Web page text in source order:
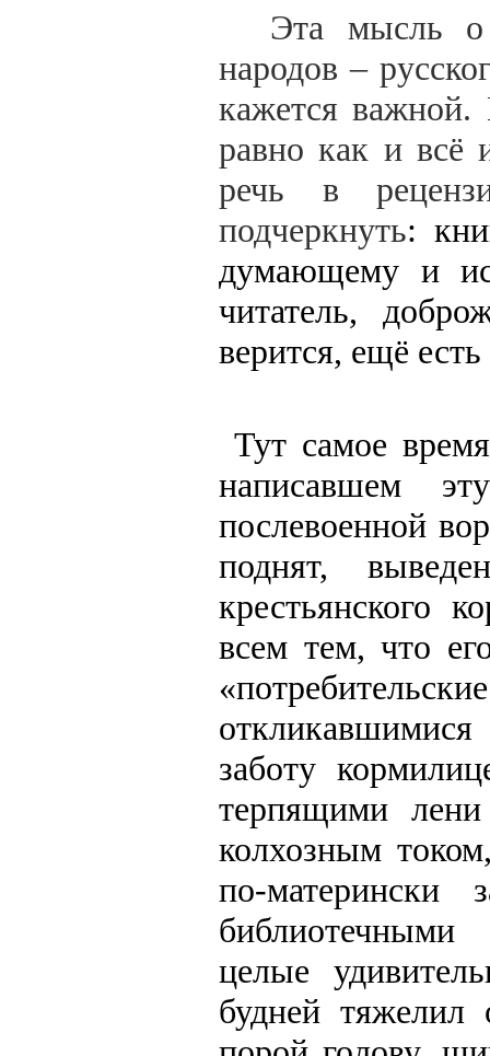
Эта мысль о
народов –
кажется
равно как и всё
речь в
подчеркнуть:
думающему и
читатель,
верится, ещё
Тут самое
написавшем
послевоенной
поднят,
крестьянского
всем тем, что
заботу
терпящими
колхозным
по-матерински
целые
будней тяжелил